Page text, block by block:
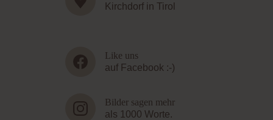
Kirchdorf in Tirol
Like uns
auf Facebook :-)
Bilder sagen mehr
als 1000 Worte.